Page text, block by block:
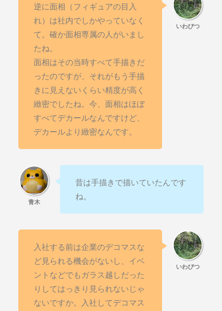
逆に面相（フィギュアの目入
れ）は社内でしかやっていなく
て。確か面相専属の人がいまし
たね。
面相はその当時すべて手描きだ
ったのですが、それがもう手描
きに見えないくらい精度が高く
緻密でしたね。今、面相はほぼ
すべてデカールなんですけど、
デカールより緻密なんです。
昔は手描きで描いていたんです
ね。
入社する前は企業のデコマスな
ど見られる機会がないし、イベ
ントなどでもガラス越しだった
りしてはっきり見られないじゃ
ないですか。入社してデコマス